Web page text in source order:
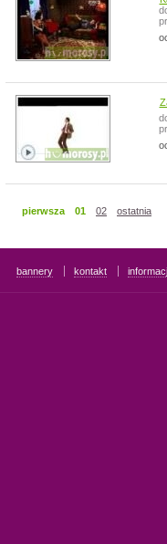
pierwsza 01 02 ostatnia
bannery kontakt